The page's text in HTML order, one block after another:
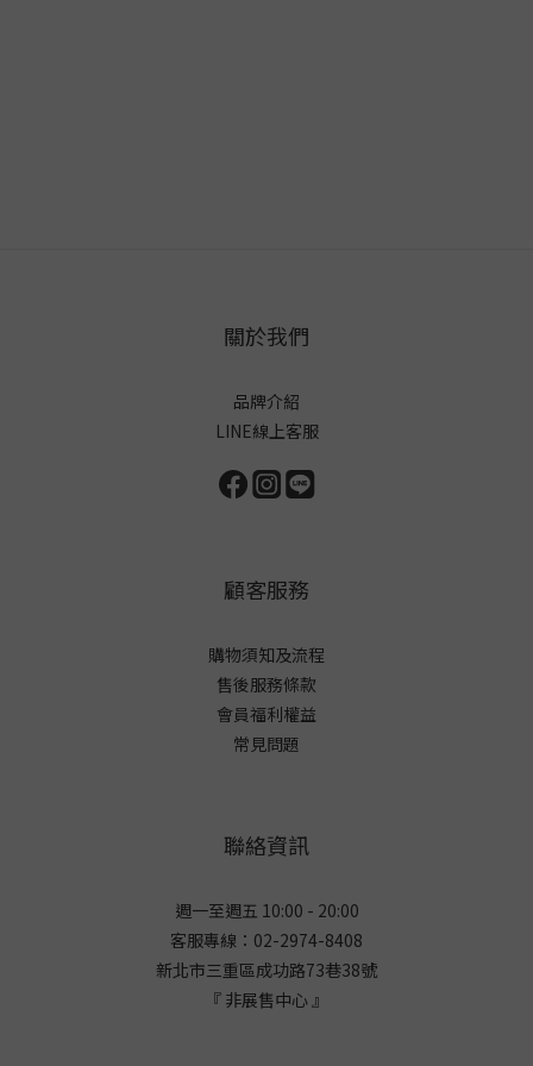
關於我們
品牌介紹
LINE線上客服
顧客服務
購物須知及流程
售後服務條款
會員福利權益
常見問題
聯絡資訊
週一至週五 10:00 - 20:00
客服專線：02-2974-8408
新北市三重區成功路73巷38號
『 非展售中心 』